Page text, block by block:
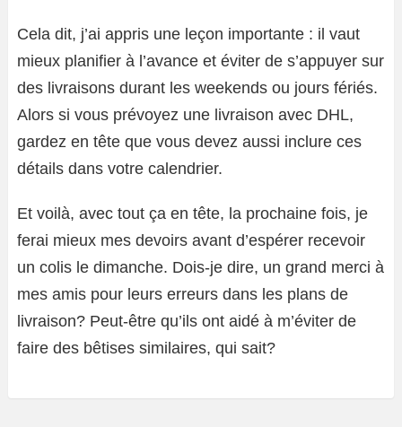
Cela dit, j’ai appris une leçon importante : il vaut
mieux planifier à l’avance et éviter de s’appuyer sur
des livraisons durant les weekends ou jours fériés.
Alors si vous prévoyez une livraison avec DHL,
gardez en tête que vous devez aussi inclure ces
détails dans votre calendrier.
Et voilà, avec tout ça en tête, la prochaine fois, je
ferai mieux mes devoirs avant d’espérer recevoir
un colis le dimanche. Dois-je dire, un grand merci à
mes amis pour leurs erreurs dans les plans de
livraison? Peut-être qu’ils ont aidé à m’éviter de
faire des bêtises similaires, qui sait?